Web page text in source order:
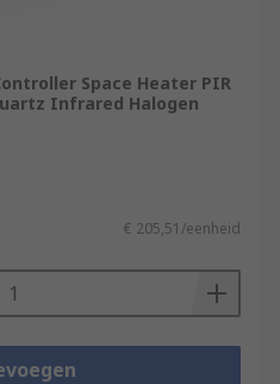
Space Heater PIR
Infrared Halogen
€ 205,51/eenheid